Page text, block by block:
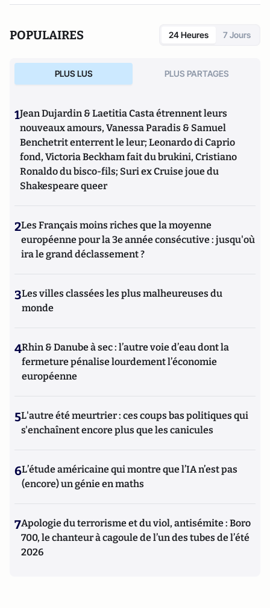
POPULAIRES 24 Heures 7 Jours
PLUS LUS PLUS PARTAGES
1Jean Dujardin & Laetitia Casta étrennent leurs
nouveaux amours, Vanessa Paradis & Samuel
Benchetrit enterrent le leur; Leonardo di Caprio
fond, Victoria Beckham fait du brukini, Cristiano
Ronaldo du bisco-fils; Suri ex Cruise joue du
Shakespeare queer
2Les Français moins riches que la moyenne
européenne pour la 3e année consécutive : jusqu'où
ira le grand déclassement ?
3Les villes classées les plus malheureuses du
monde
4Rhin & Danube à sec : l’autre voie d’eau dont la
fermeture pénalise lourdement l’économie
européenne
5L'autre été meurtrier : ces coups bas politiques qui
s'enchaînent encore plus que les canicules
6L’étude américaine qui montre que l’IA n’est pas
(encore) un génie en maths
7Apologie du terrorisme et du viol, antisémite : Boro
700, le chanteur à cagoule de l’un des tubes de l’été
2026